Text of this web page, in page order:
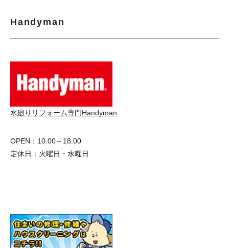
Handyman
水廻りリフォーム専門Handyman
OPEN：10:00～18:00
定休日：火曜日・水曜日